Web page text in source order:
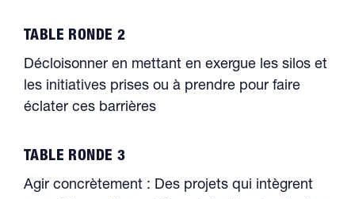
TABLE RONDE 2
Décloisonner en mettant en exergue les silos et
les initiatives prises ou à prendre pour faire
éclater ces barrières
TABLE RONDE 3
Agir concrètement : Des projets qui intègrent